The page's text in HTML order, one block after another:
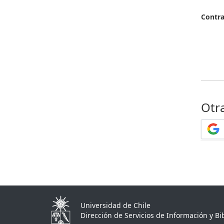
Universidad de Chile
Dirección de Servicios de Información y